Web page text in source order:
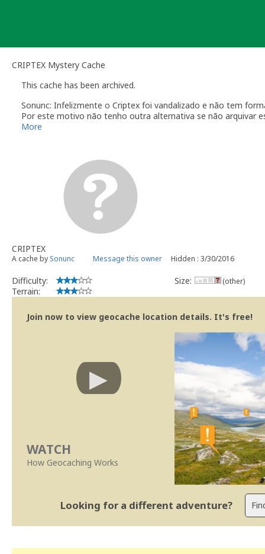
CRIPTEX Mystery Cache
This cache has been archived.
Sonunc: Infelizmente o Criptex foi vandalizado e não tem
Por este motivo não tenho outra alternativa se não arquivar
More
CRIPTEX
A cache by Sonunc Message this owner Hidden : 3/30/2016
Difficulty:
Terrain:
Size: (other)
Join now to view geocache location details. It's free!
WATCH
How Geocaching Works
Looking for a different adventure?